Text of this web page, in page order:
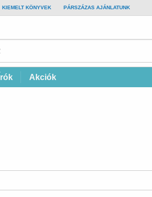
KIEMELT KÖNYVEK PÁRSZÁZAS AJÁNLATUNK
Írók Akciók